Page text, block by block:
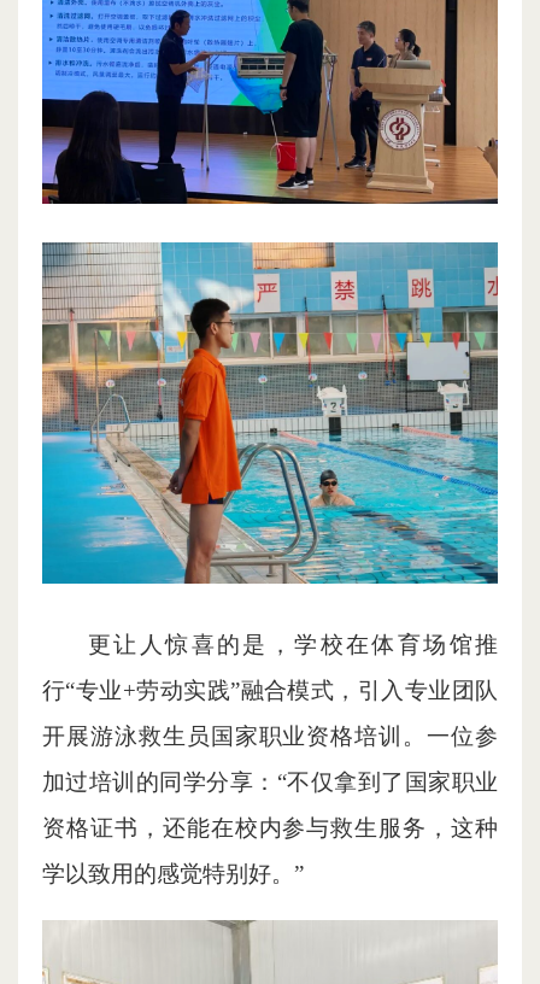
更让人惊喜的是，学校在体育场馆推
行“专业+劳动实践”融合模式，引入专业团队
开展游泳救生员国家职业资格培训。一位参
加过培训的同学分享：“不仅拿到了国家职业
资格证书，还能在校内参与救生服务，这种
学以致用的感觉特别好。”